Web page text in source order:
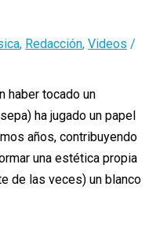
, Redacción, Videos /
haber tocado un
ha jugado un papel
años, contribuyendo
una estética propia
de las veces) un blanco